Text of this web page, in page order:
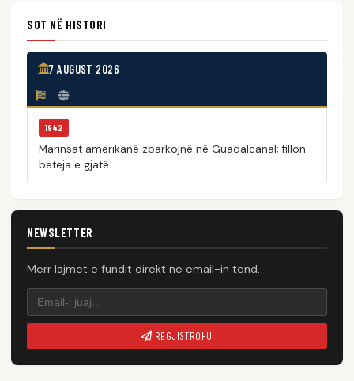
SOT NË HISTORI
7 AUGUST 2026
1942
Marinsat amerikanë zbarkojnë në Guadalcanal; fillon
beteja e gjatë.
NEWSLETTER
Merr lajmet e fundit direkt në email-in tënd.
REGJISTROHU